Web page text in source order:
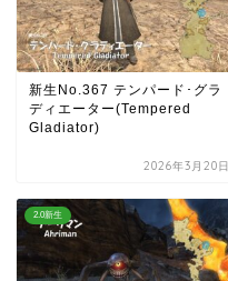
新生No.367 テンパード･グラ
ディエーター(Tempered
Gladiator)
2026年3月20日
2.0新生